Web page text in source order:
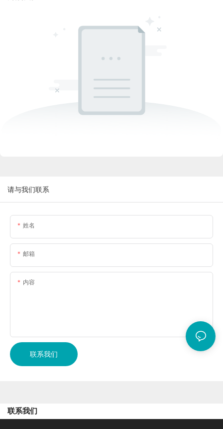
请与我们联系
姓名
邮箱
内容
联系我们
联系我们